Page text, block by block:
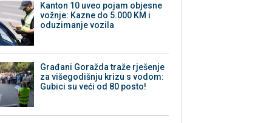
Kanton 10 uveo pojam objesne
vožnje: Kazne do 5.000 KM i
oduzimanje vozila
Građani Goražda traže rješenje
za višegodišnju krizu s vodom:
Gubici su veći od 80 posto!